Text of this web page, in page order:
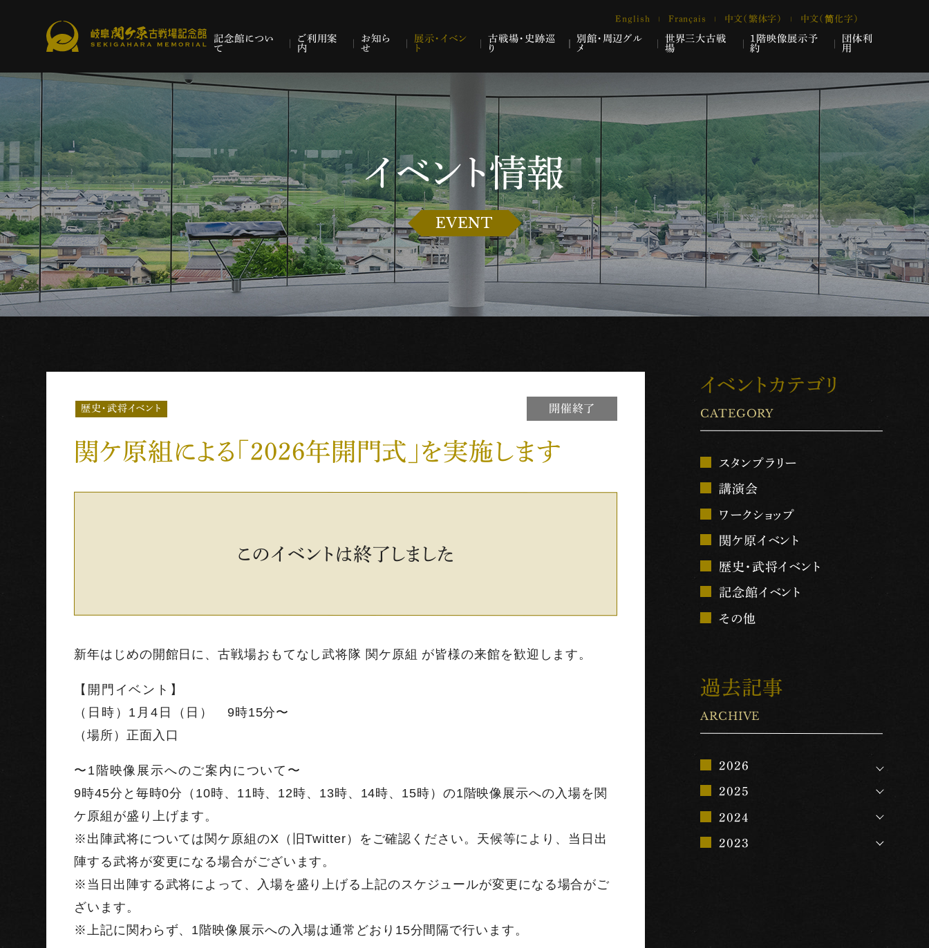
English Français 中文（繁体字） 中文（简化字）
記念館につい
て
ご利用案
内
お知ら
せ
展示・イベン
ト
古戦場・史跡巡
り
別館・周辺グル
メ
世界三大古戦
場
1階映像展示予
約
団体利
用
イベント情報
EVENT
歴史・武将イベント 開催終了
関ケ原組による「2026年開門式」を実施します
このイベントは終了しました
新年はじめの開館日に、古戦場おもてなし武将隊 関ケ原組 が皆様の来館を歓迎します。
【開門イベント】
（日時）1月4日（日） 9時15分〜
（場所）正面入口
〜1階映像展示へのご案内について〜
9時45分と毎時0分（10時、11時、12時、13時、14時、15時）の1階映像展示への入場を関
ケ原組が盛り上げます。
※出陣武将については関ケ原組のX（旧Twitter）をご確認ください。天候等により、当日出
陣する武将が変更になる場合がございます。
※当日出陣する武将によって、入場を盛り上げる上記のスケジュールが変更になる場合がご
ざいます。
※上記に関わらず、1階映像展示への入場は通常どおり15分間隔で行います。
イベントカテゴリ
CATEGORY
スタンプラリー
講演会
ワークショップ
関ケ原イベント
歴史・武将イベント
記念館イベント
その他
過去記事
ARCHIVE
2026
2025
2024
2023